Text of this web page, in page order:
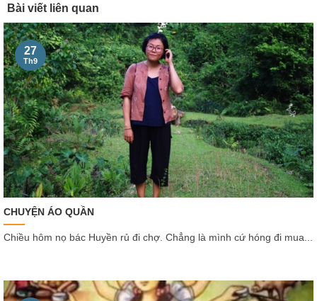
Bài viết liên quan
CHUYỆN ÁO QUẦN
Chiều hôm nọ bác Huyền rủ đi chợ. Chẳng là mình cứ hóng đi mua...
27
Th9